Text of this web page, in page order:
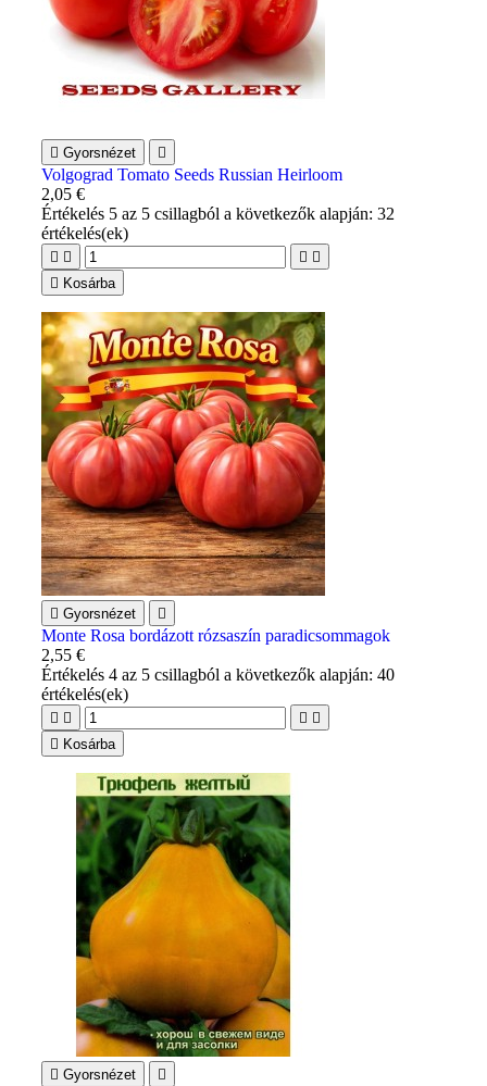
 Gyorsnézet 
Volgograd Tomato Seeds Russian Heirloom
2,05 €
Értékelés 5 az 5 csillagból a következők alapján:32
értékelés(ek)
   
 Kosárba
 Gyorsnézet 
Monte Rosa bordázott rózsaszín paradicsommagok
2,55 €
Értékelés4 az 5 csillagból a következők alapján:40
értékelés(ek)
   
 Kosárba
 Gyorsnézet 